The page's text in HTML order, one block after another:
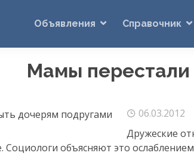
Объявления Справочник
Мамы перестали
06.03.2012
Дружеские
Социологи объясняют это